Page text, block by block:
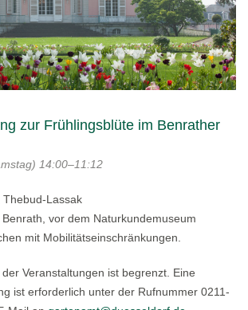
zur Frühlingsblüte im Benrather
14:00–11:12
Thebud-Lassak
vor dem Naturkundemuseum
mit Mobilitätseinschränkungen.
Veranstaltungen ist begrenzt. Eine
ist erforderlich unter der Rufnummer 0211-